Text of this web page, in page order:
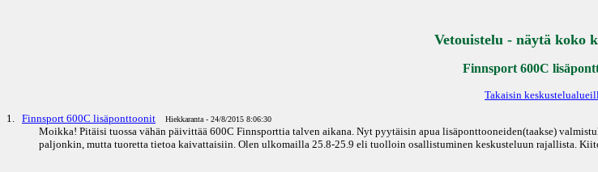
Vetouistelu - näytä koko
Finnsport 600C
Takaisin
1.
Finnsport 600C lisäponttoonit Hiekkaranta - 24/8/2015 8:06:30
Moikka! Pitäisi tuossa vähän päivittää 600C Finnsporttia talven aikana. Nyt pyytäisin apua lisäponttooneiden(taakse)
paljonkin, mutta tuoretta tietoa kaivattaisiin. Olen ulkomailla 25.8-25.9 eli tuolloin osallistuminen keskusteluun rajallista.